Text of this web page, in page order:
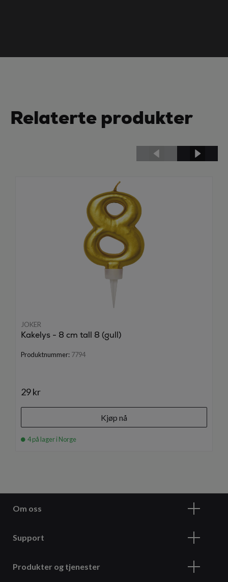
Relaterte produkter
JOKER
Kakelys - 8 cm tall 8 (gull)
Produktnummer: 7794
29 kr
Kjøp nå
4 på lager i Norge
Om oss
Support
Produkter og tjenester